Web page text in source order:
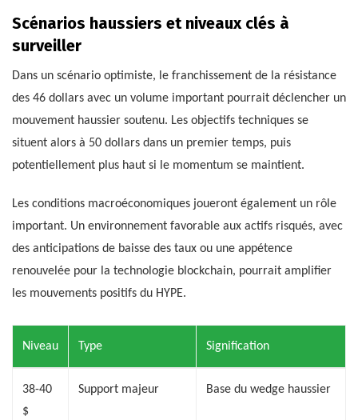
Scénarios haussiers et niveaux clés à
surveiller
Dans un scénario optimiste, le franchissement de la résistance
des 46 dollars avec un volume important pourrait déclencher un
mouvement haussier soutenu. Les objectifs techniques se
situent alors à 50 dollars dans un premier temps, puis
potentiellement plus haut si le momentum se maintient.
Les conditions macroéconomiques joueront également un rôle
important. Un environnement favorable aux actifs risqués, avec
des anticipations de baisse des taux ou une appétence
renouvelée pour la technologie blockchain, pourrait amplifier
les mouvements positifs du HYPE.
Niveau Type Signification
38-40
$
Support majeur Base du wedge haussier